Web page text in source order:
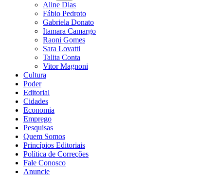
Aline Dias
Fábio Pedroto
Gabriela Donato
Itamara Camargo
Raoni Gomes
Sara Lovatti
Talita Conta
Vitor Magnoni
Cultura
Poder
Editorial
Cidades
Economia
Emprego
Pesquisas
Quem Somos
Princípios Editoriais
Política de Correções
Fale Conosco
Anuncie